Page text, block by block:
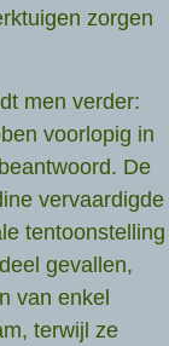
zorgen
men verder:
voorlopig in
De
vervaardigde
tentoonstelling
gevallen,
van enkel
terwijl ze